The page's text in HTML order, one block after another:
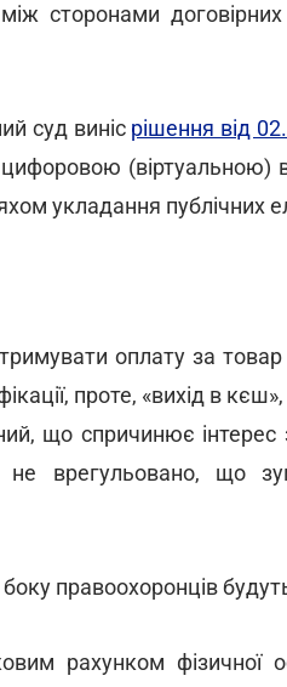
сторонами
суд виніс рішення від
(віртуальною)
укладання публічних
оплату за товар
проте, «вихід в
що спричинює
врегульовано, що
правоохоронців
рахунком фізичної